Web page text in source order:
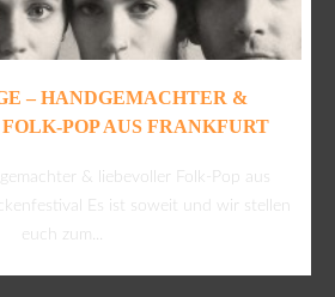
– HANDGEMACHTER &
POP AUS FRANKFURT
& liebevoller Folk-Pop aus
Es ist soweit und wir stellen
euch zum...